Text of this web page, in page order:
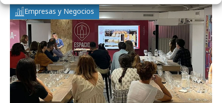
Empresas y Negocios